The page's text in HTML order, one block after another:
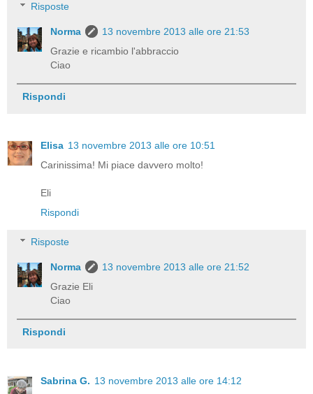
Risposte
Norma
13 novembre 2013 alle ore 21:53
Grazie e ricambio l'abbraccio
Ciao
Rispondi
Elisa 13 novembre 2013 alle ore 10:51
Carinissima! Mi piace davvero molto!
Eli
Rispondi
Risposte
Norma
13 novembre 2013 alle ore 21:52
Grazie Eli
Ciao
Rispondi
Sabrina G. 13 novembre 2013 alle ore 14:12